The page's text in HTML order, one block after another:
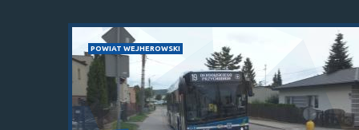
POWIAT WEJHEROWSKI